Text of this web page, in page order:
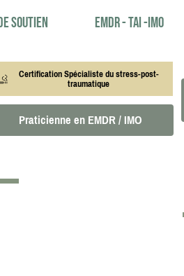
soutien EMDR - TAI -IMO
Certification Spécialiste du stress-post-
traumatique
Praticienne en EMDR / IMO